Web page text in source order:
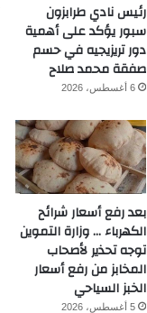
رئيس نادي طرابزون
سبور يؤكد على أهمية
دور تريزيجيه في حسم
صفقة محمد صلاح
6 أغسطس، 2026
بعد رفع أسعار شرائح
الكهرباء … وزارة التموين
توجه تحذير لأصحاب
المخابز من رفع أسعار
الخبز السياحي
5 أغسطس، 2026